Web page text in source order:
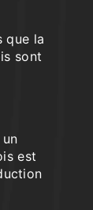
que la
sont
est